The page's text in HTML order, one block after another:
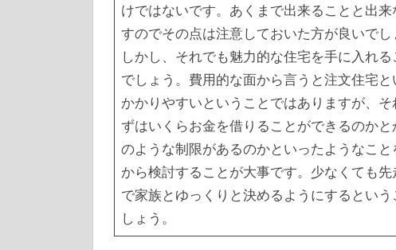
けではないです。あくまで出来ることと出
すのでその点は注意しておいた方が良いで
しかし、それでも魅力的な住宅を手に入れ
でしょう。費用的な面から言うと注文住宅
かかりやすいということではありますが、
ずはいくらお金を借りることができるのか
のような制限があるのかといったようなこ
から検討することが大事です。少なくても
で家族とゆっくりと決めるようにするとい
しょう。